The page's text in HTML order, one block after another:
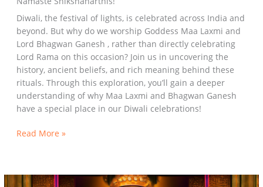
Diwali, the festival of lights, is celebrated across India and
beyond. But why do we worship Goddess Maa Laxmi and
Lord Bhagwan Ganesh , rather than directly celebrating
Lord Rama on this occasion? Join us in uncovering the
history, ancient beliefs, and rich meaning behind these
rituals. Through this exploration, you’ll gain a deeper
understanding of why Maa Laxmi and Bhagwan Ganesh
have a special place in our Diwali celebrations!
Read More »
दिवाली